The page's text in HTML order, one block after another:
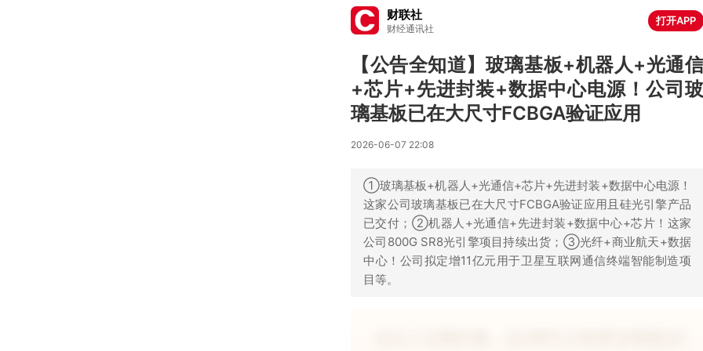
财联社
财经通讯社
打开APP
【公告全知道】玻璃基板+机器人+光通信
+芯片+先进封装+数据中心电源！公司玻
璃基板已在大尺寸FCBGA验证应用
2026-06-07 22:08
①玻璃基板+机器人+光通信+芯片+先进封装+数据中心电源！
这家公司玻璃基板已在大尺寸FCBGA验证应用且硅光引擎产品
已交付；②机器人+光通信+先进封装+数据中心+芯片！这家
公司800G SR8光引擎项目持续出货；③光纤+商业航天+数据
中心！公司拟定增11亿元用于卫星互联网通信终端智能制造项
目等。